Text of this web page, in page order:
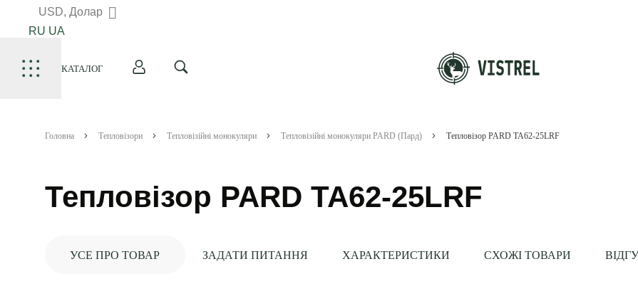
USD, Долар
RU UA
КАТАЛОГ
Головна Тепловізори Тепловізійні монокуляри Тепловізійні монокуляри PARD (Пард) Тепловізор PARD TA62-25LRF
Тепловізор PARD TA62-25LRF
УСЕ ПРО ТОВАР ЗАДАТИ ПИТАННЯ ХАРАКТЕРИСТИКИ СХОЖІ ТОВАРИ